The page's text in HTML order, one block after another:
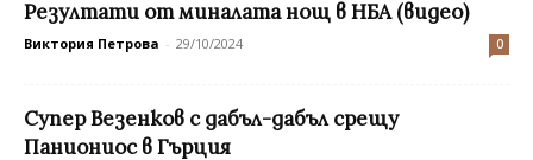
Резултати от миналата нощ в НБА (видео)
Виктория Петрова - 29/10/2024 0
Супер Везенков с дабъл-дабъл срещу
Паниониос в Гърция